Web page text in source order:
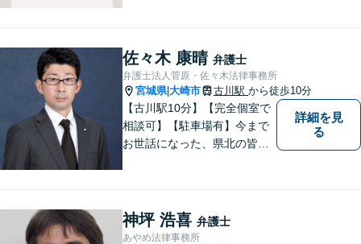
夜間・休日対応可】お早めの
ご相談が、納得のいく解決へ
の第一歩です。
佐々木 康晴 弁護士
弁護士法人菅原・佐々木法律事務所
宮城県|大崎市 古川駅 から徒歩10分
【古川駅10分】【完全個室で
相談可】【駐車場有】今まで
お世話になった、県北の皆さ
ら、お気軽にお声がけくださ
い。
詳細を見
る
神坪 浩喜 弁護士
あやめ法律事務所